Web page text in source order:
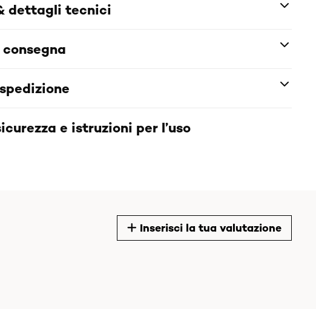
dettagli tecnici
e istruzioni per l’uso
Inserisci la tua valutazione